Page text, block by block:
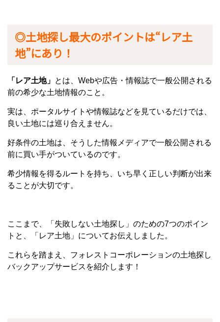
◎土地探し最大のポイントは“レア土
地”にあり！
「レア土地」 とは、Webや広告・情報誌で一般公開される
前の希少な土地情報のこと。
実は、ポータルサイトや情報誌などを見ているだけでは、
良い土地には巡り合えません。
好条件の土地は、そうした情報メディアで一般公開される
前に買い手がついているのです。
希少情報を得るルートを持ち、いち早く正しい判断が出来
ることが大切です。
ここまで、「失敗しない土地探し」のための7つのポイン
トと、「レア土地」についてお伝えしました。
これらを踏まえ、フォレストコーポレーションの土地探し
バックアップサービスを紹介します！